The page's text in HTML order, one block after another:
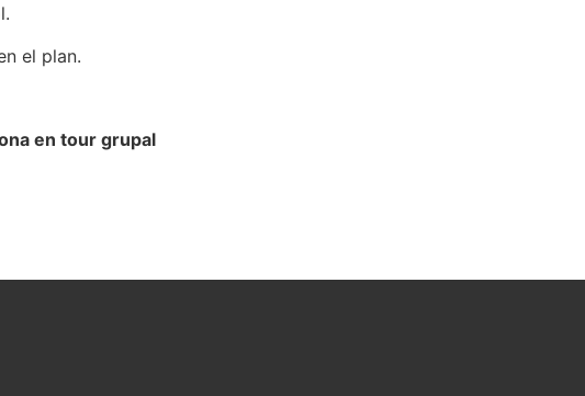
el plan.
en tour grupal